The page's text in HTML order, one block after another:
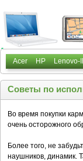
Acer HP Lenovo-
Советы по
Во время покупки
очень осторожного
Более того, не
наушников, динамик.